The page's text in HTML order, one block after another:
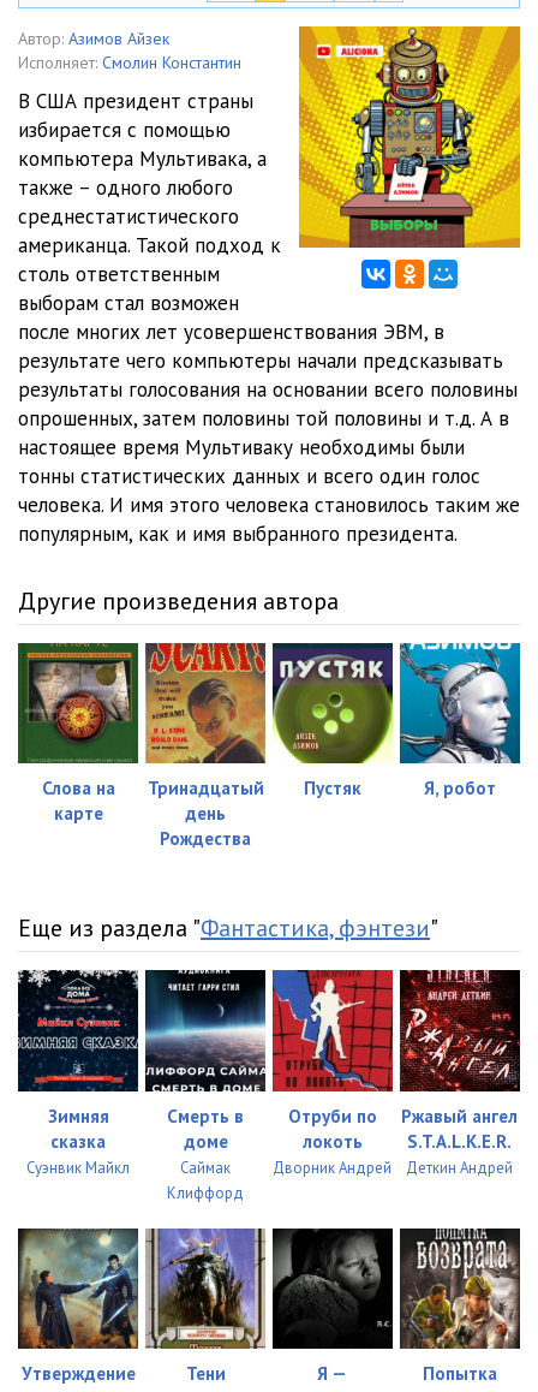
Автор: Азимов Айзек
Исполняет: Смолин Константин
В США президент страны
избирается с помощью
компьютера Мультивака, а
также – одного любого
среднестатистического
американца. Такой подход к
столь ответственным
выборам стал возможен
после многих лет усовершенствования ЭВМ, в
результате чего компьютеры начали предсказывать
результаты голосования на основании всего половины
опрошенных, затем половины той половины и т.д. А в
настоящее время Мультиваку необходимы были
тонны статистических данных и всего один голос
человека. И имя этого человека становилось таким же
популярным, как и имя выбранного президента.
Другие произведения автора
Слова на
карте
Тринадцатый
день
Рождества
Пустяк Я, робот
Еще из раздела "Фантастика, фэнтези"
Зимняя
сказка
Суэнвик Майкл
Смерть в
доме
Саймак
Клиффорд
Отруби по
локоть
Дворник Андрей
Ржавый ангел
S.T.A.L.K.E.R.
Деткин Андрей
Утверждение
Тени
Я —
Попытка